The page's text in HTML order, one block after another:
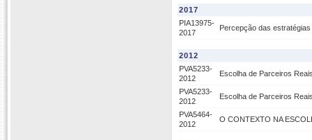
2017
PIA13975-
2017
Percepção das
2012
PVA5233-
2012
Escolha de Parceiros
PVA5233-
2012
Escolha de Parceiros
PVA5464-
2012
O CONTEXTO NA